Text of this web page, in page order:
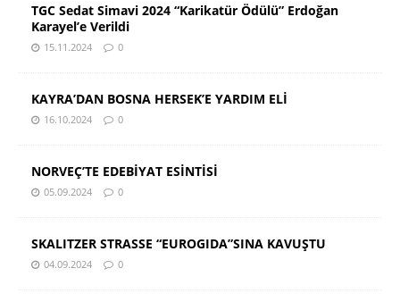
TGC Sedat Simavi 2024 “Karikatür Ödülü” Erdoğan
Karayel’e Verildi
15.11.2024 0
KAYRA’DAN BOSNA HERSEK’E YARDIM ELİ
16.10.2024 0
NORVEÇ’TE EDEBİYAT ESİNTİSİ
05.09.2024 0
SKALITZER STRASSE “EUROGIDA”SINA KAVUŞTU
04.09.2024 0